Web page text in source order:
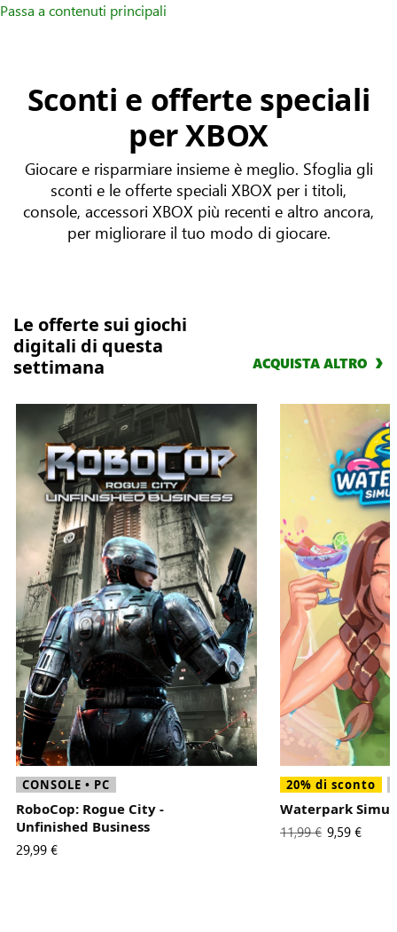
Passa a contenuti principali
Sconti e offerte speciali
per XBOX
Giocare e risparmiare insieme è meglio. Sfoglia gli
sconti e le offerte speciali XBOX per i titoli,
console, accessori XBOX più recenti e altro ancora,
per migliorare il tuo modo di giocare.
Le offerte sui giochi
digitali di questa
settimana
ACQUISTA ALTRO
CONSOLE • PC
RoboCop: Rogue City -
Unfinished Business
29,99 €
20% di sconto
Waterpark
Il
11,99 € Il
9,59 €